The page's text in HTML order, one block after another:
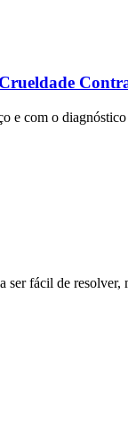
e com o
ser fácil de resolver,